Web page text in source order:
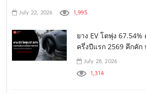
July 22, 2026 1,995
ยาง EV โตพุ่ง
ครึ่งปีแรก 2569 คึกคั
July 28, 2026
1,314